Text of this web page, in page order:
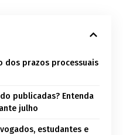
dos prazos processuais
publicadas? Entenda
julho
estudantes e